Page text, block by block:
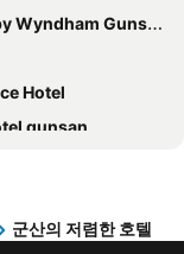
Wyndham Gunsan
Hotel
gunsan
호텔
군산의 저렴한 호텔